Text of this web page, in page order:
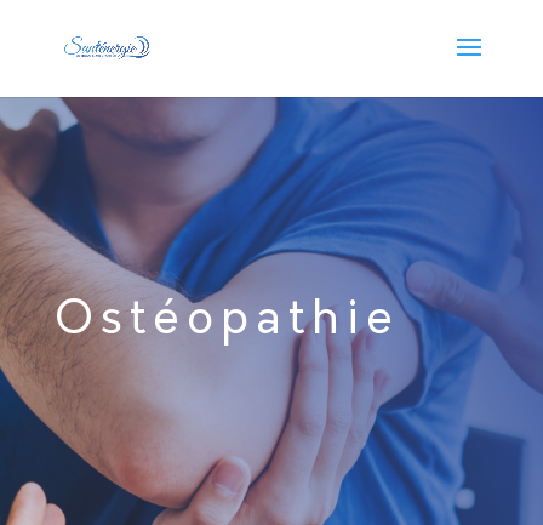
Ostéopathie